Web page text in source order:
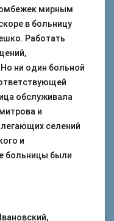
мирным
в больницу
Работать
ни один больной
обслуживала
и
селений
и
больницы были